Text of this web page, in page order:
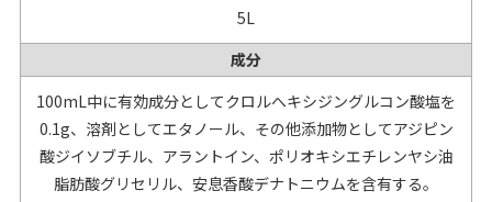
5L
成分
100mL中に有効成分としてクロルへキシジングルコン酸塩を
0.1g、溶剤としてエタノール、その他添加物としてアジピン
酸ジイソブチル、アラントイン、ポリオキシエチレンヤシ油
脂肪酸グリセリル、安息香酸デナトニウムを含有する。